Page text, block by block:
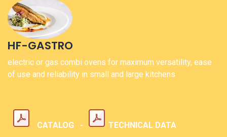
HF-GASTRO
electric or gas combi ovens for maximum versatility, ease
of use and reliability in small and large kitchens
CATALOG - TECHNICAL DATA